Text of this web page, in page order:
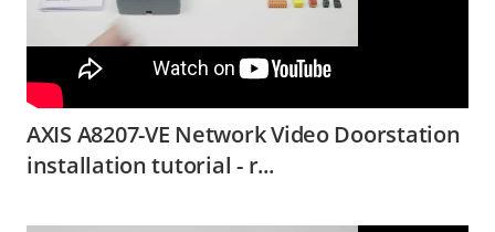
AXIS A8207-VE Network Video Doorstation
installation tutorial - r...